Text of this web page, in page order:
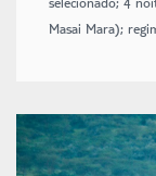
Masai Mara);
emergência
e de combustível